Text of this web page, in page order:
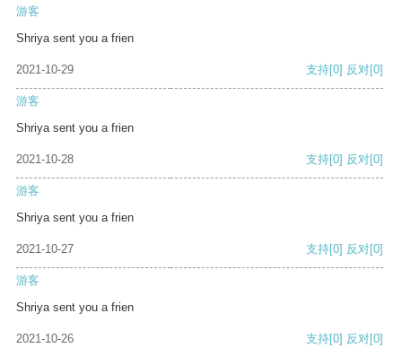
游客
Shriya sent you a frien
2021-10-29 支持[0] 反对[0]
游客
Shriya sent you a frien
2021-10-28 支持[0] 反对[0]
游客
Shriya sent you a frien
2021-10-27 支持[0] 反对[0]
游客
Shriya sent you a frien
2021-10-26 支持[0] 反对[0]